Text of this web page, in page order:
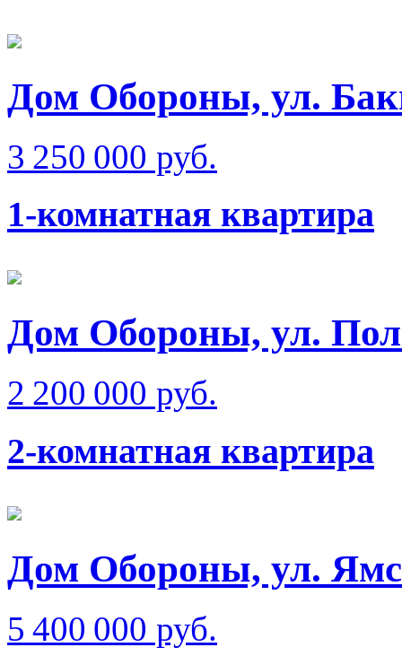
Дом Обороны, ул.
3 250 000 руб.
1-комнатная квартира
Дом Обороны, ул.
2 200 000 руб.
2-комнатная квартира
Дом Обороны, ул.
5 400 000 руб.